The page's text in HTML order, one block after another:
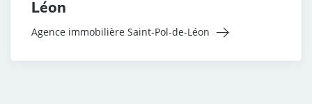
Léon
Agence immobilière Saint-Pol-de-Léon